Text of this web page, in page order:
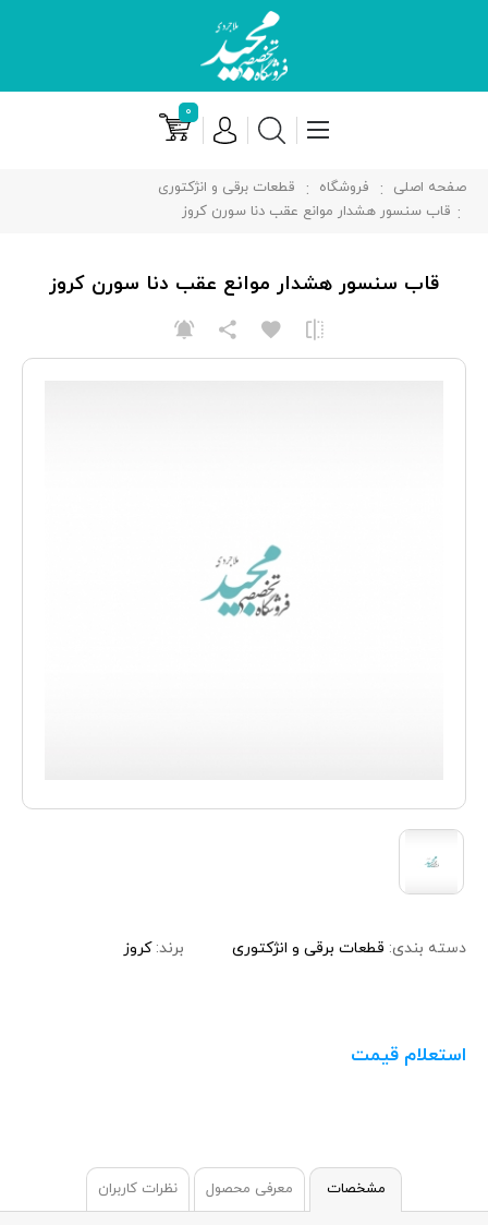
۰
صفحه اصلی فروشگاه
قطعات برقی و انژکتوری
قاب سنسور هشدار موانع عقب دنا سورن کروز
دسته بندی: قطعات برقی و انژکتوری برند:کروز
استعلام قیمت
قاب سنسور هشدار موانع عقب دنا سورن کروز
مشخصات معرفی محصول نظرات کاربران